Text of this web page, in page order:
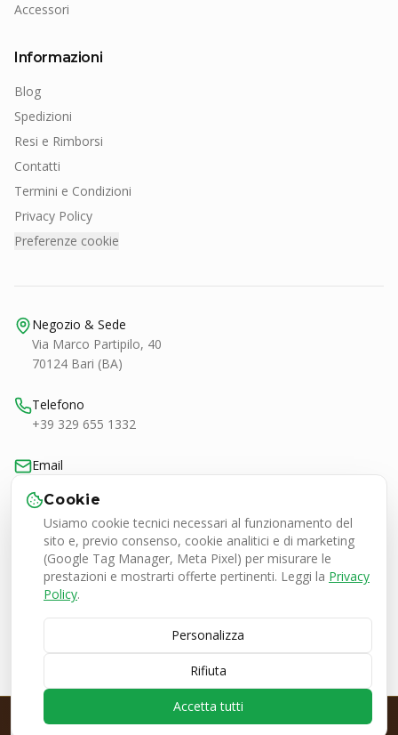
Accessori
Informazioni
Blog
Spedizioni
Resi e Rimborsi
Contatti
Termini e Condizioni
Privacy Policy
Preferenze cookie
Negozio & Sede
Via Marco Partipilo, 40
70124 Bari (BA)
Telefono
+39 329 655 1332
Email
Orari
Lun-Ven 9:00-20:30
Sab 9:00-13:00 / 16:30-20:30
Smash Tennis Specialist Srl
P.IVA 08050380727
© 2026 SMASH Tennis Specialist. Tutti i diritti riservati.
🇮🇹 Italia
🇪🇺 Europa
PRE-ORDINE EZONE ESPRESSO
Cookie
Usiamo cookie tecnici necessari al funzionamento del
sito e, previo consenso, cookie analitici e di marketing
(Google Tag Manager, Meta Pixel) per misurare le
prestazioni e mostrarti offerte pertinenti. Leggi la Privacy
Policy.
Personalizza
Rifiuta
Accetta tutti